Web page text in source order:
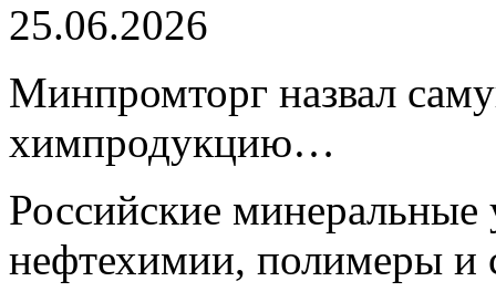
25.06.2026
Минпромторг назвал
химпродукцию…
Российские
нефтехимии, полимеры и